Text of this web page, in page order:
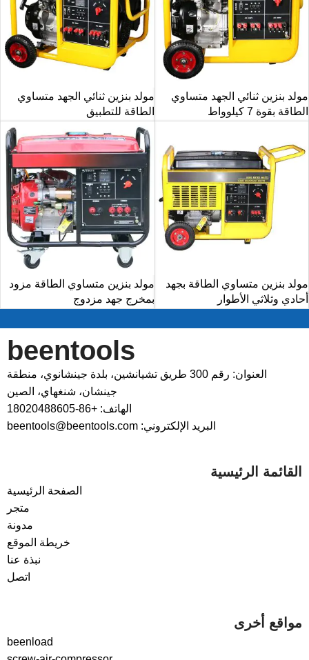
مولد بنزين ثنائي الجهد متساوي
الطاقة بقوة 7 كيلوواط
مولد بنزين ثنائي الجهد متساوي
الطاقة للتطبيق
مولد بنزين متساوي الطاقة بجهد
أحادي وثلاثي الأطوار
مولد بنزين متساوي الطاقة مزود
بمخرج جهد مزدوج
beentools
العنوان: رقم 300 طريق تشيانشين، بلدة جينشانوي، منطقة
جينشان، شنغهاي، الصين
الهاتف: +86-18020488605
البريد الإلكتروني: beentools@beentools.com
القائمة الرئيسية
الصفحة الرئيسية
متجر
مدونة
خريطة الموقع
نبذة عنا
اتصل
مواقع أخرى
beenload